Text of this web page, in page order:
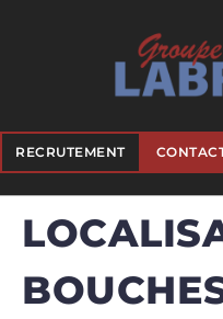
RECRUTEMENT